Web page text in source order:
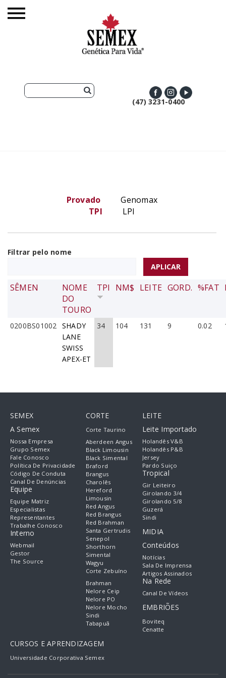
(47) 3231-0400
Provado
Genomax
TPI
LPI
Filtrar pelo nome
SÊMEN
NOME
DO
TOURO
TPI NM$ LEITE GORD. %FAT
0200BS01002 SHADY
LANE
SWISS
APEX-ET
34 104 131 9 0.02
SEMEX
A Semex
Nossa Empresa
Grupo Semex
Fale Conosco
Política De Privacidade
Código De Conduta
Canal De Denúncias
Equipe
Equipe Matriz
Especialistas
Representantes
Trabalhe Conosco
Interno
Webmail
Gestor
The Source
CORTE
Corte Taurino
Aberdeen Angus
Black Limousin
Black Simental
Braford
Brangus
Charolês
Hereford
Limousin
Red Angus
Red Brangus
Red Brahman
Santa Gertrudis
Senepol
Shorthorn
Simental
Wagyu
Corte Zebuíno
Brahman
Nelore Ceip
Nelore PO
Nelore Mocho
Sindi
Tabapuã
LEITE
Leite Importado
Holandês V&B
Holandês P&B
Jersey
Pardo Suiço
Tropical
Gir Leiteiro
Girolando 3/4
Girolando 5/8
Guzerá
Sindi
MIDIA
Conteúdos
Notícias
Sala De Imprensa
Artigos Assinados
Na Rede
Canal De Vídeos
EMBRIÕES
Boviteq
Cenatte
CURSOS E APRENDIZAGEM
Universidade Corporativa Semex